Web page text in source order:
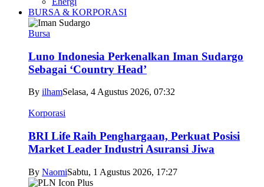
BURSA & KORPORASI
Bursa
Luno Indonesia Perkenalkan Iman Sudargo
Sebagai ‘Country Head’
By ilhamSelasa, 4 Agustus 2026, 07:32
Korporasi
BRI Life Raih Penghargaan, Perkuat Posisi
Market Leader Industri Asuransi Jiwa
By NaomiSabtu, 1 Agustus 2026, 17:27